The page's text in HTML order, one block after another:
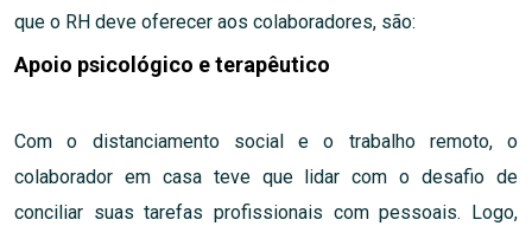
que o RH deve oferecer aos colaboradores, são:
Apoio psicológico e terapêutico
Com o distanciamento social e o trabalho remoto, o
colaborador em casa teve que lidar com o desafio de
conciliar suas tarefas profissionais com pessoais. Logo,